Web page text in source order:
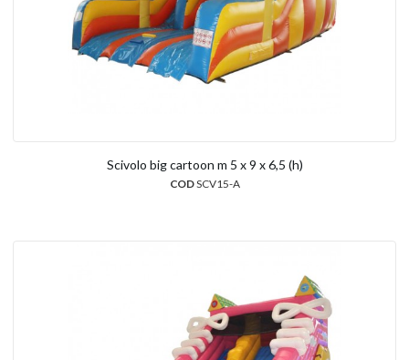
Scivolo big cartoon m 5 x 9 x 6,5 (h)
CODSCV15-A